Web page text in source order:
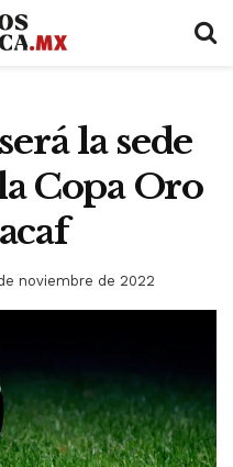
la sede
Copa Oro
noviembre de 2022